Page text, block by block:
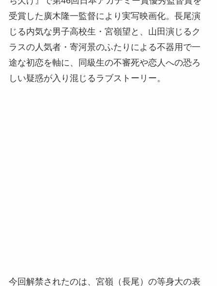
受賞した廣木隆一監督により実写映画化。長尾演
じる内気な男子高校生・宮嶺望と、山田演じるク
ラスの人気者・寄河景のふたりによる不器用で一
途な初恋を軸に、同級生の不審死や恋人への恐ろ
しい疑惑が入り混じるラブストーリー。
今回解禁されたのは、宮嶺（長尾）の等身大の表